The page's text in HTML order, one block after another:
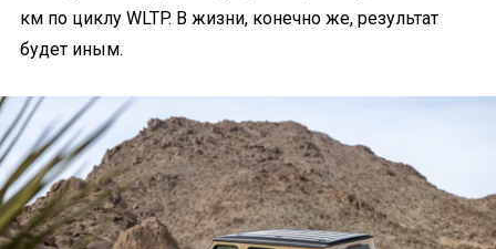
км по циклу WLTP. В жизни, конечно же, результат
будет иным.